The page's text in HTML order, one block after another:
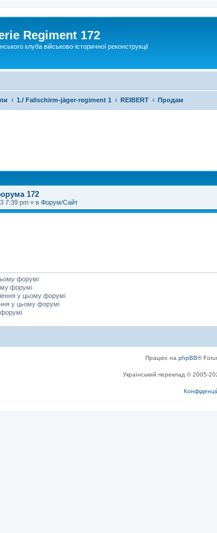
Regiment 172
клуба військово-історичної реконструкції
1./ Fallschirm-jäger-regiment 1 REIBERT Продам
172
7:39 pm » в Форум/Сайт
форумі
форумі
у цьому форумі
у цьому форумі
Працює на phpBB®
Український переклад © 2005-